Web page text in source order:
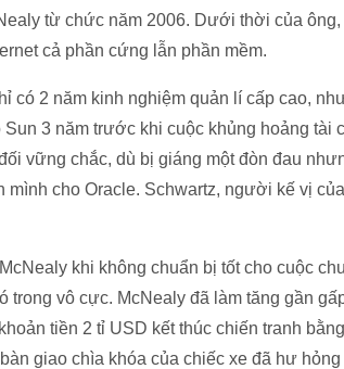
từ chức năm 2006. Dưới thời của
cả phần cứng lẫn phần mềm.
có 2 năm kinh nghiệm quản lí cấp cao,
Sun 3 năm trước khi cuộc khủng hoảng tài
vững chắc, dù bị giáng một đòn đau
mình cho Oracle. Schwartz, người kế vị
khi không chuẩn bị tốt cho cuộc
trong vô cực. McNealy đã làm tăng gần
tiền 2 tỉ USD kết thúc chiến tranh
giao chìa khóa của chiếc xe đã hư